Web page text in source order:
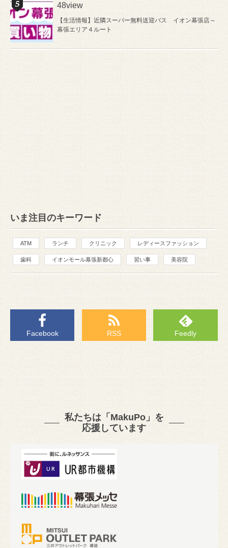
48view
【生活情報】近隣スーパー無料送迎バス イオン幕張店～
幕張エリア４ルート
いま注目のキーワード
ATM ランチ クリニック レディースファッション
歯科 イオンモール幕張新都心 習い事 美容院
Facebook RSS Feedly
私たちは「MakuPo」を
応援しています